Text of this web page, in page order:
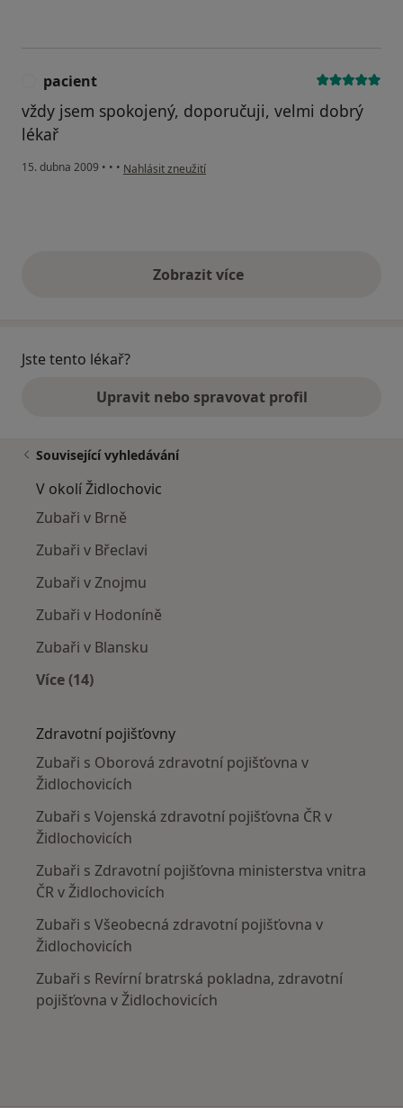
pacient
vždy jsem spokojený, doporučuji, velmi dobrý
lékař
15. dubna 2009 • • • podle názoru uživatele pacient
Nahlásit zneužití
Zobrazit vícevýše uvedené názory
Jste tento lékař?
Upravit nebo spravovat profil
Související vyhledávání
V okolí Židlochovic
Zubaři v Brně
Zubaři v Břeclavi
Zubaři v Znojmu
Zubaři v Hodoníně
Zubaři v Blansku
Více (14)
Zdravotní pojišťovny
Zubaři s Oborová zdravotní pojišťovna v
Židlochovicích
Zubaři s Vojenská zdravotní pojišťovna ČR v
Židlochovicích
Zubaři s Zdravotní pojišťovna ministerstva vnitra
ČR v Židlochovicích
Zubaři s Všeobecná zdravotní pojišťovna v
Židlochovicích
Zubaři s Revírní bratrská pokladna, zdravotní
pojišťovna v Židlochovicích